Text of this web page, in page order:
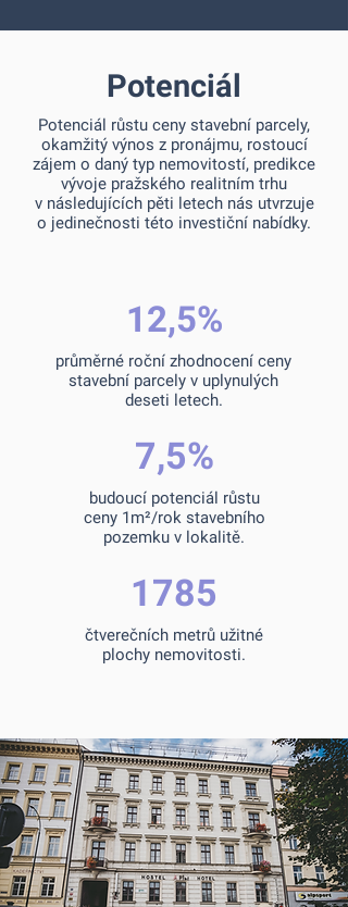
Potenciál
Potenciál růstu ceny stavební parcely,
okamžitý výnos z pronájmu, rostoucí
zájem o daný typ nemovitostí, predikce
vývoje pražského realitním trhu
v následujících pěti letech nás utvrzuje
o jedinečnosti této investiční nabídky.
12,5%
průměrné roční zhodnocení ceny
stavební parcely v uplynulých
deseti letech.
7,5%
budoucí potenciál růstu
ceny 1m²/rok stavebního
pozemku v lokalitě.
1785
čtverečních metrů užitné
plochy nemovitosti.